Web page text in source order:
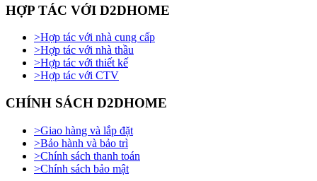
HỢP TÁC VỚI D2DHOME
>Hợp tác với nhà cung cấp
>Hợp tác với nhà thầu
>Hợp tác với thiết kế
>Hợp tác với CTV
CHÍNH SÁCH D2DHOME
>Giao hàng và lắp đặt
>Bảo hành và bảo trì
>Chính sách thanh toán
>Chính sách bảo mật